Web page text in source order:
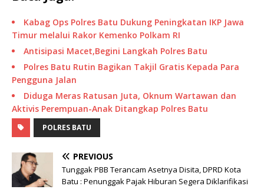
Kabag Ops Polres Batu Dukung Peningkatan IKP Jawa
Timur melalui Rakor Kemenko Polkam RI
Antisipasi Macet,Begini Langkah Polres Batu
Polres Batu Rutin Bagikan Takjil Gratis Kepada Para
Pengguna Jalan
Diduga Meras Ratusan Juta, Oknum Wartawan dan
Aktivis Perempuan-Anak Ditangkap Polres Batu
POLRES BATU
PREVIOUS
Tunggak PBB Terancam Asetnya Disita, DPRD Kota
Batu : Penunggak Pajak Hiburan Segera Diklarifikasi